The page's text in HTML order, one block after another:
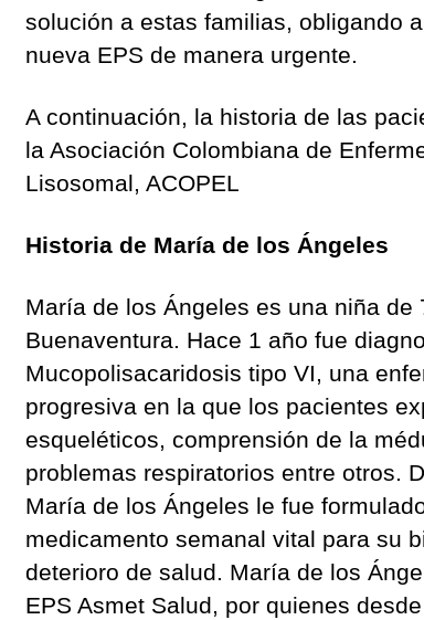
solución a estas familias, obligando
nueva EPS de manera urgente.
A continuación, la historia de las
la Asociación Colombiana de
Lisosomal, ACOPEL
Historia de María de los Ángeles
María de los Ángeles es una niña de
Buenaventura. Hace 1 año fue
Mucopolisacaridosis tipo VI, una
progresiva en la que los pacientes
esqueléticos, comprensión de la
problemas respiratorios entre otros.
María de los Ángeles le fue
medicamento semanal vital para su
deterioro de salud. María de los
EPS Asmet Salud, por quienes